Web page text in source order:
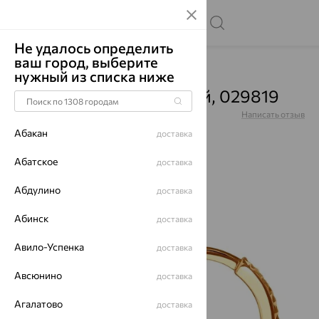
Главная Каталог Серьги Без вставок
Серьги, золото, красный, 029819
Артикул:029819 Написать отзыв
Не удалось определить
ваш город, выберите
нужный из списка ниже
Абакан доставка
Абатское доставка
Абдулино доставка
Абинск доставка
Авило-Успенка доставка
Авсюнино доставка
Агалатово доставка